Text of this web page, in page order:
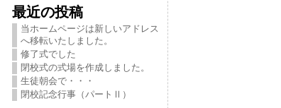
最近の投稿
当ホームページは新しいアドレス
へ移転いたしました。
修了式でした
閉校式の式場を作成しました。
生徒朝会で・・・
閉校記念行事（パートⅡ）